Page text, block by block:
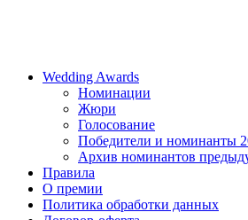
Wedding Awards
Номинации
Жюри
Голосование
Победители и номинанты
Архив номинантов
Правила
О премии
Политика обработки данных